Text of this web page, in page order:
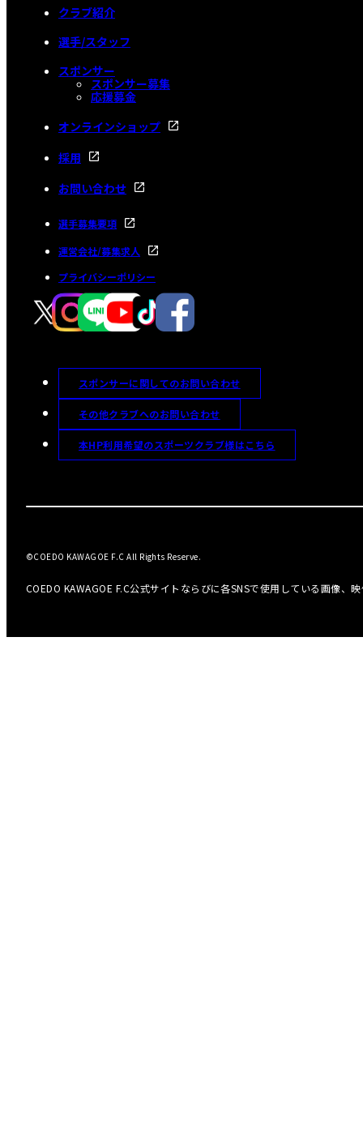
クラブ紹介
選手/スタッフ
スポンサー
スポンサー募集
応援募金
オンラインショップ
採用
お問い合わせ
選手募集要項
運営会社/募集求人
プライバシーポリシー
スポンサーに関してのお問い合わせ
その他クラブへのお問い合わせ
本HP利用希望のスポーツクラブ様はこちら
COEDO KAWAGOE F.C公式サイトならびに各SNSで使用している画像、
©COEDO KAWAGOE F.C All Rights Reserve.